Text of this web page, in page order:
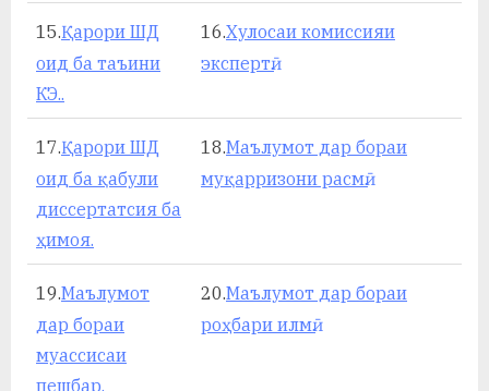
15.Қарори ШД
оид ба таъини
КЭ..
16.Хулосаи комиссияи
экспертӣ.
17.Қарори ШД
оид ба қабули
диссертатсия ба
ҳимоя.
18.Маълумот дар бораи
муқарризони расмӣ.
19.Маълумот
дар бораи
муассисаи
пешбар.
20.Маълумот дар бораи
роҳбари илмӣ.